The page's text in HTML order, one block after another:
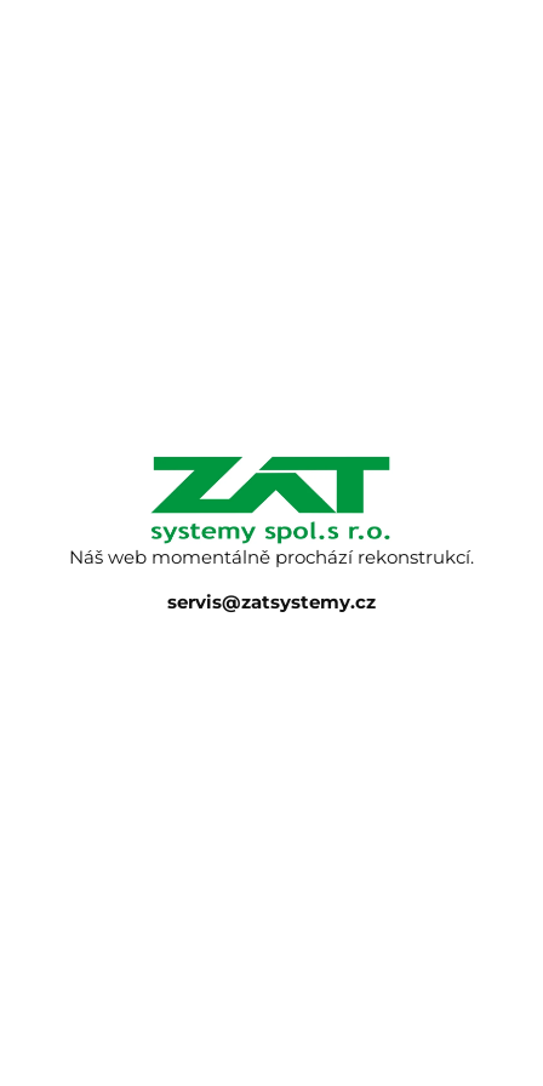
Náš web momentálně prochází rekonstrukcí.
servis@zatsystemy.cz